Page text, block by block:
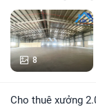
8
Cho thuê xưởng 2.009m2 P Phước Tân, Tp Biên Hoà, ĐN giá